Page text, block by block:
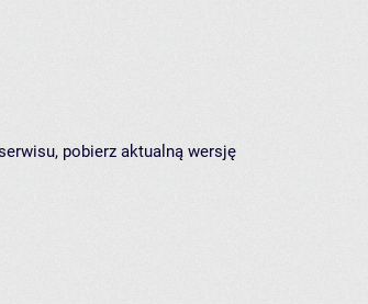
pobierz aktualną wersję